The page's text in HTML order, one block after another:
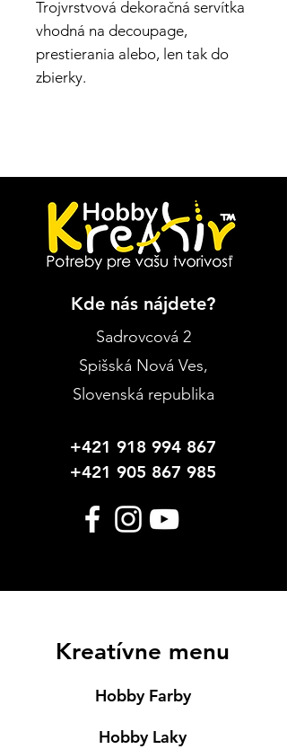
Trojvrstvová dekoračná servítka
vhodná na decoupage,
prestierania alebo, len tak do
zbierky.
Kde nás nájdete?
Sadrovcová 2
Spišská Nová Ves,
Slovenská republika
+421 918 994 867
+421 905 867 985
Kreatívne menu
Hobby Farby
Hobby Laky